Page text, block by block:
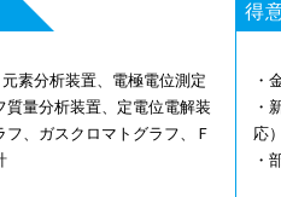
素分析装置、電極電位測定
量分析装置、定電位電解装
、ガスクロマトグラフ、Ｆ
得
・
・
応
・